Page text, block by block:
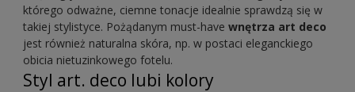
którego odważne, ciemne tonacje idealnie sprawdzą się w
takiej stylistyce. Pożądanym must-have wnętrza art deco
jest również naturalna skóra, np. w postaci eleganckiego
obicia nietuzinkowego fotelu.
Styl art. deco lubi kolory